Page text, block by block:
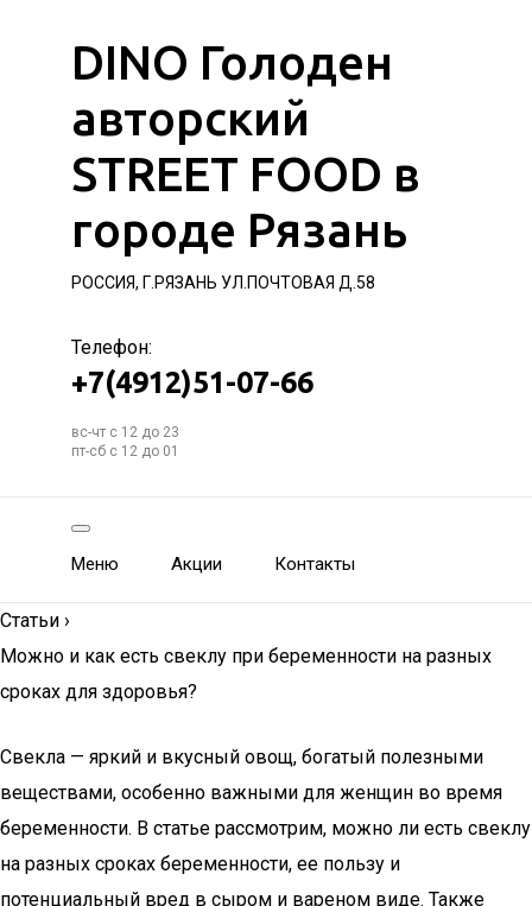
DINO Голоден
авторский
STREET FOOD в
городе Рязань
РОССИЯ, Г.РЯЗАНЬ УЛ.ПОЧТОВАЯ Д.58
Телефон:
+7(4912)51-07-66
вс-чт с 12 до 23
пт-сб с 12 до 01
Меню Акции Контакты
Статьи ›
Можно и как есть свеклу при беременности на разных
сроках для здоровья?
Свекла — яркий и вкусный овощ, богатый полезными
веществами, особенно важными для женщин во время
беременности. В статье рассмотрим, можно ли есть свеклу
на разных сроках беременности, ее пользу и
потенциальный вред в сыром и вареном виде. Также